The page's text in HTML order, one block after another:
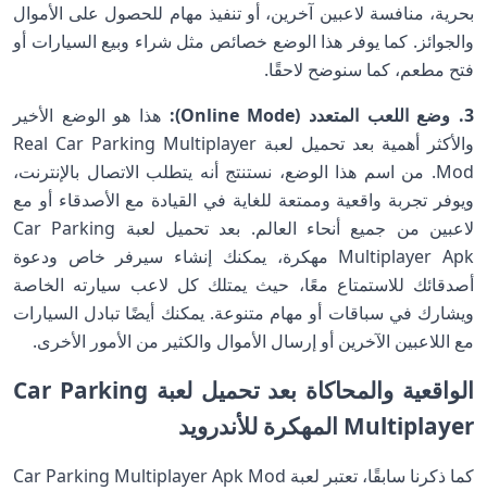
بحرية، منافسة لاعبين آخرين، أو تنفيذ مهام للحصول على الأموال
والجوائز. كما يوفر هذا الوضع خصائص مثل شراء وبيع السيارات أو
فتح مطعم، كما سنوضح لاحقًا.
3. وضع اللعب المتعدد (Online Mode):
هذا هو الوضع الأخير
والأكثر أهمية بعد تحميل لعبة Real Car Parking Multiplayer
Mod. من اسم هذا الوضع، نستنتج أنه يتطلب الاتصال بالإنترنت،
ويوفر تجربة واقعية وممتعة للغاية في القيادة مع الأصدقاء أو مع
لاعبين من جميع أنحاء العالم. بعد تحميل لعبة Car Parking
Multiplayer Apk مهكرة، يمكنك إنشاء سيرفر خاص ودعوة
أصدقائك للاستمتاع معًا، حيث يمتلك كل لاعب سيارته الخاصة
ويشارك في سباقات أو مهام متنوعة. يمكنك أيضًا تبادل السيارات
مع اللاعبين الآخرين أو إرسال الأموال والكثير من الأمور الأخرى.
الواقعية والمحاكاة بعد تحميل لعبة Car Parking
Multiplayer المهكرة للأندرويد
كما ذكرنا سابقًا، تعتبر لعبة Car Parking Multiplayer Apk Mod